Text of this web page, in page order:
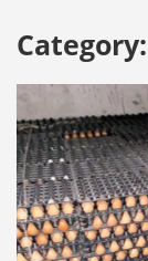
Category: